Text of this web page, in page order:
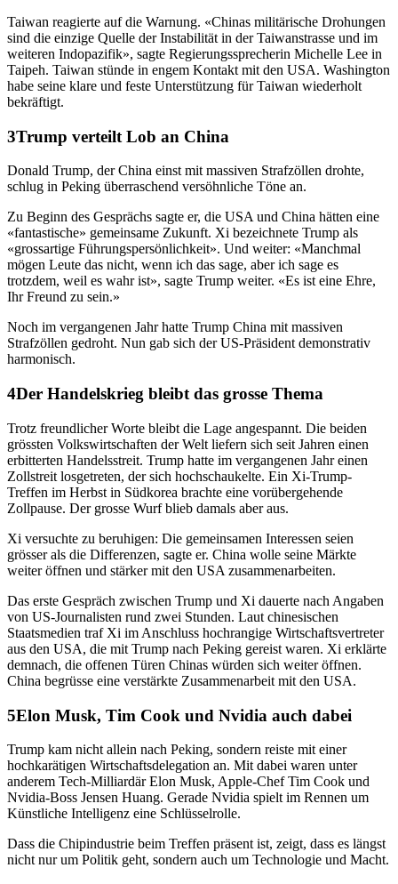
Taiwan reagierte auf die Warnung. «Chinas militärische Drohungen
sind die einzige Quelle der Instabilität in der Taiwanstrasse und im
weiteren Indopazifik», sagte Regierungssprecherin Michelle Lee in
Taipeh. Taiwan stünde in engem Kontakt mit den USA. Washington
habe seine klare und feste Unterstützung für Taiwan wiederholt
bekräftigt.
Trump verteilt Lob an China
Donald Trump, der China einst mit massiven Strafzöllen drohte,
schlug in Peking überraschend versöhnliche Töne an.
Zu Beginn des Gesprächs sagte er, die USA und China hätten eine
«fantastische» gemeinsame Zukunft. Xi bezeichnete Trump als
«grossartige Führungspersönlichkeit». Und weiter: «Manchmal
mögen Leute das nicht, wenn ich das sage, aber ich sage es
trotzdem, weil es wahr ist», sagte Trump weiter. «Es ist eine Ehre,
Ihr Freund zu sein.»
Noch im vergangenen Jahr hatte Trump China mit massiven
Strafzöllen gedroht. Nun gab sich der US-Präsident demonstrativ
harmonisch.
Der Handelskrieg bleibt das grosse Thema
Trotz freundlicher Worte bleibt die Lage angespannt. Die beiden
grössten Volkswirtschaften der Welt liefern sich seit Jahren einen
erbitterten Handelsstreit. Trump hatte im vergangenen Jahr einen
Zollstreit losgetreten, der sich hochschaukelte. Ein Xi-Trump-
Treffen im Herbst in Südkorea brachte eine vorübergehende
Zollpause. Der grosse Wurf blieb damals aber aus.
Xi versuchte zu beruhigen: Die gemeinsamen Interessen seien
grösser als die Differenzen, sagte er. China wolle seine Märkte
weiter öffnen und stärker mit den USA zusammenarbeiten.
Das erste Gespräch zwischen Trump und Xi dauerte nach Angaben
von US-Journalisten rund zwei Stunden. Laut chinesischen
Staatsmedien traf Xi im Anschluss hochrangige Wirtschaftsvertreter
aus den USA, die mit Trump nach Peking gereist waren. Xi erklärte
demnach, die offenen Türen Chinas würden sich weiter öffnen.
China begrüsse eine verstärkte Zusammenarbeit mit den USA.
Elon Musk, Tim Cook und Nvidia auch dabei
Trump kam nicht allein nach Peking, sondern reiste mit einer
hochkarätigen Wirtschaftsdelegation an. Mit dabei waren unter
anderem Tech-Milliardär Elon Musk, Apple-Chef Tim Cook und
Nvidia-Boss Jensen Huang. Gerade Nvidia spielt im Rennen um
Künstliche Intelligenz eine Schlüsselrolle.
Dass die Chipindustrie beim Treffen präsent ist, zeigt, dass es längst
nicht nur um Politik geht, sondern auch um Technologie und Macht.